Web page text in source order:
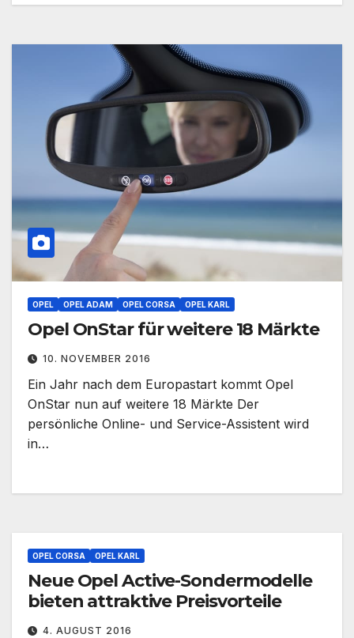
OPEL OPEL ADAM OPEL CORSA OPEL KARL
Opel OnStar für weitere 18 Märkte
10. NOVEMBER 2016
Ein Jahr nach dem Europastart kommt Opel
OnStar nun auf weitere 18 Märkte Der
persönliche Online- und Service-Assistent wird
in…
OPEL CORSA OPEL KARL
Neue Opel Active-Sondermodelle
bieten attraktive Preisvorteile
4. AUGUST 2016